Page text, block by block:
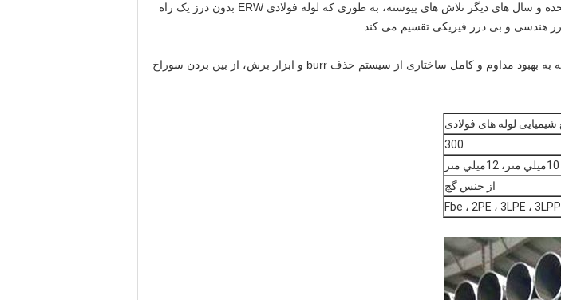
از فرآیندهای مهم جوش است.به خاطر قوانین بین المللی، به خصوص ایالات متحده و سال های دیگر تلاش های پیوسته، به طوری که لوله فولادی ERW بدون درز یک راه
بی خلع هندسی برای حذف بر از داخل و خارج از لوله فولادی ERW است.با توجه به بهبود مداوم و کامل ساختاری از سیستم حذف burr و ابزار برش، از بین بردن سوراخ
300
از جنس گچ